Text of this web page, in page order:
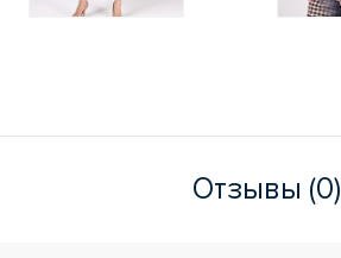
Отзывы (0)